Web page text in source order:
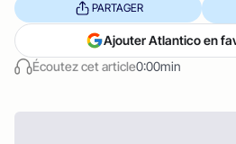
Écoutez cet article0:00min
PARTAGER
Ajouter Atlantico en